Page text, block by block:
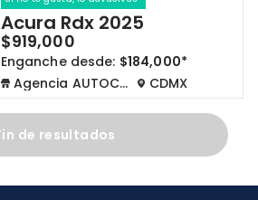
Acura Rdx 2025
$919,000
Enganche desde: $184,000*
Agencia AUTOCOM
CDMX
de resultados